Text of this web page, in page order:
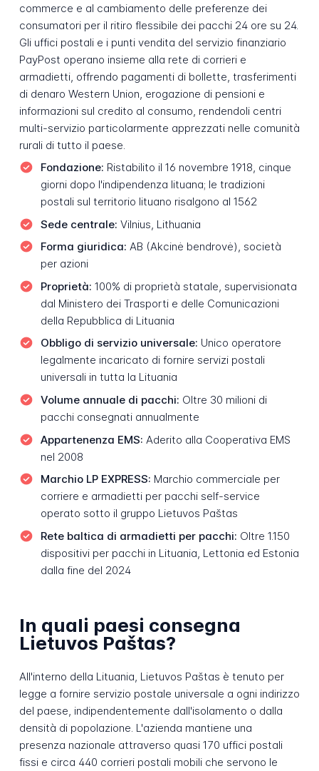
commerce e al cambiamento delle preferenze dei
consumatori per il ritiro flessibile dei pacchi 24 ore su 24.
Gli uffici postali e i punti vendita del servizio finanziario
PayPost operano insieme alla rete di corrieri e
armadietti, offrendo pagamenti di bollette, trasferimenti
di denaro Western Union, erogazione di pensioni e
informazioni sul credito al consumo, rendendoli centri
multi-servizio particolarmente apprezzati nelle comunità
rurali di tutto il paese.
Fondazione: Ristabilito il 16 novembre 1918, cinque
giorni dopo l'indipendenza lituana; le tradizioni
postali sul territorio lituano risalgono al 1562
Sede centrale: Vilnius, Lithuania
Forma giuridica: AB (Akcinė bendrovė), società
per azioni
Proprietà: 100% di proprietà statale, supervisionata
dal Ministero dei Trasporti e delle Comunicazioni
della Repubblica di Lituania
Obbligo di servizio universale: Unico operatore
legalmente incaricato di fornire servizi postali
universali in tutta la Lituania
Volume annuale di pacchi: Oltre 30 milioni di
pacchi consegnati annualmente
Appartenenza EMS: Aderito alla Cooperativa EMS
nel 2008
Marchio LP EXPRESS: Marchio commerciale per
corriere e armadietti per pacchi self-service
operato sotto il gruppo Lietuvos Paštas
Rete baltica di armadietti per pacchi: Oltre 1.150
dispositivi per pacchi in Lituania, Lettonia ed Estonia
dalla fine del 2024
In quali paesi consegna
Lietuvos Paštas?
All'interno della Lituania, Lietuvos Paštas è tenuto per
legge a fornire servizio postale universale a ogni indirizzo
del paese, indipendentemente dall'isolamento o dalla
densità di popolazione. L'azienda mantiene una
presenza nazionale attraverso quasi 170 uffici postali
fissi e circa 440 corrieri postali mobili che servono le